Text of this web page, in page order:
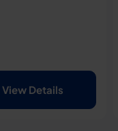
View Details